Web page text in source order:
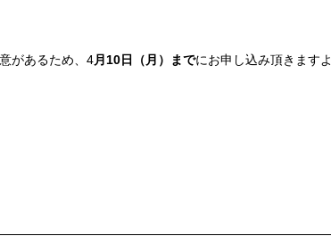
があるため、4月10日（月）までにお申し込み頂きますよ